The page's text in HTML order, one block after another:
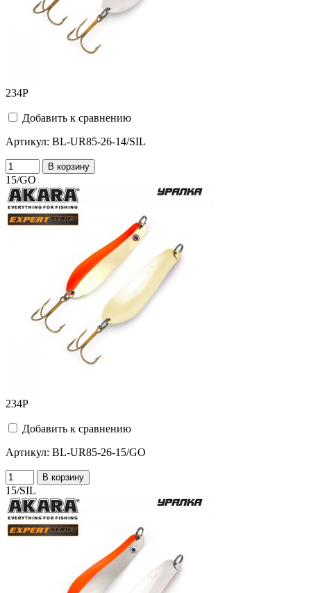
234Р
Добавить к сравнению
Артикул: BL-UR85-26-14/SIL
В корзину
15/GO
234Р
Добавить к сравнению
Артикул: BL-UR85-26-15/GO
В корзину
15/SIL